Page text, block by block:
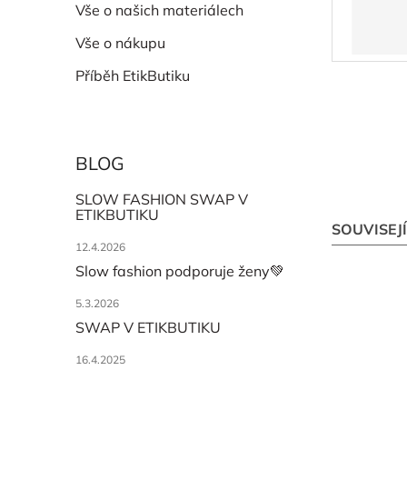
Vše o našich materiálech
Vše o nákupu
Příběh EtikButiku
BLOG
SLOW FASHION SWAP V
ETIKBUTIKU
12.4.2026
Slow fashion podporuje ženy💚
5.3.2026
SWAP V ETIKBUTIKU
16.4.2025